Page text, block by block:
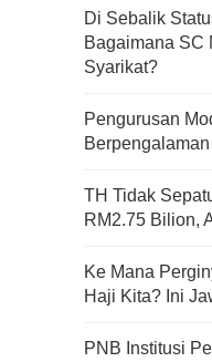
Di Sebalik
Bagaimana SC
Syarikat?
Pengurusan
TH Tidak
RM2.75 Bilion,
Ke Mana
Haji Kita? Ini
PNB Institusi
Kenali
Family
Apa Itu
Yang